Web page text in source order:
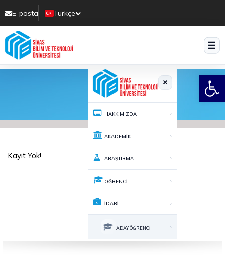
E-posta
Türkçe
Translate
HAKKIMIZDA ›
AKADEMİK ›
ARAŞTIRMA ›
ÖĞRENCİ ›
İDARİ ›
ADAY ÖĞRENCİ ›
Kayıt Yok!